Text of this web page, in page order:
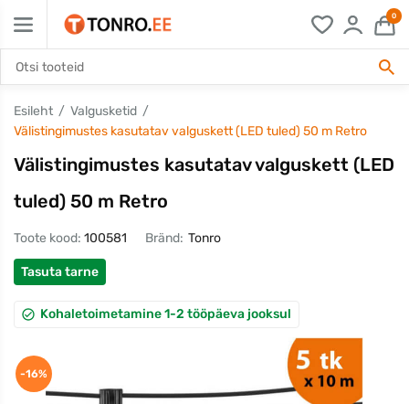
0
Esileht
Valgusketid
Välistingimustes kasutatav valguskett (LED tuled) 50 m Retro
Välistingimustes kasutatav valguskett (LED
tuled) 50 m Retro
Toote kood: 100581 Bränd: Tonro
Tasuta tarne
Kohaletoimetamine 1-2 tööpäeva jooksul
-16%